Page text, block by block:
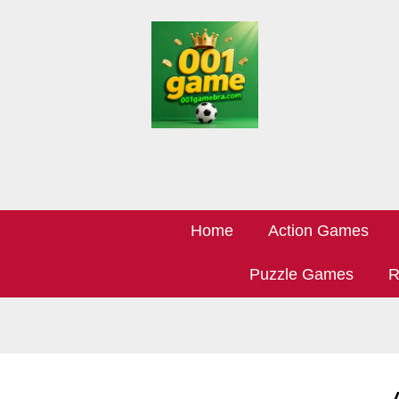
Home Action Games
Puzzle Games